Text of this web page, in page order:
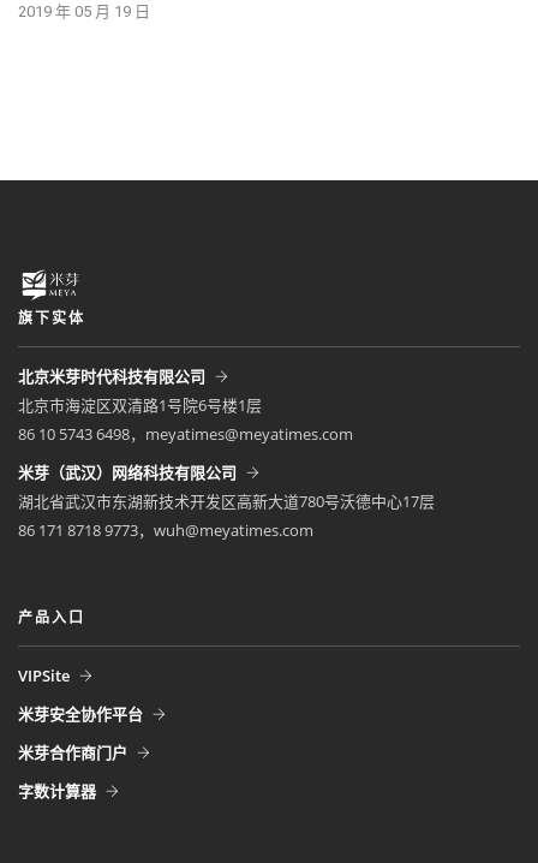
2019 年 05 月 19 日
旗下实体
北京米芽时代科技有限公司
北京市海淀区双清路1号院6号楼1层
86 10 5743 6498，meyatimes@meyatimes.com
米芽（武汉）网络科技有限公司
湖北省武汉市东湖新技术开发区高新大道780号沃德中心17层
86 171 8718 9773，wuh@meyatimes.com
产品入口
VIPSite
米芽安全协作平台
米芽合作商门户
字数计算器